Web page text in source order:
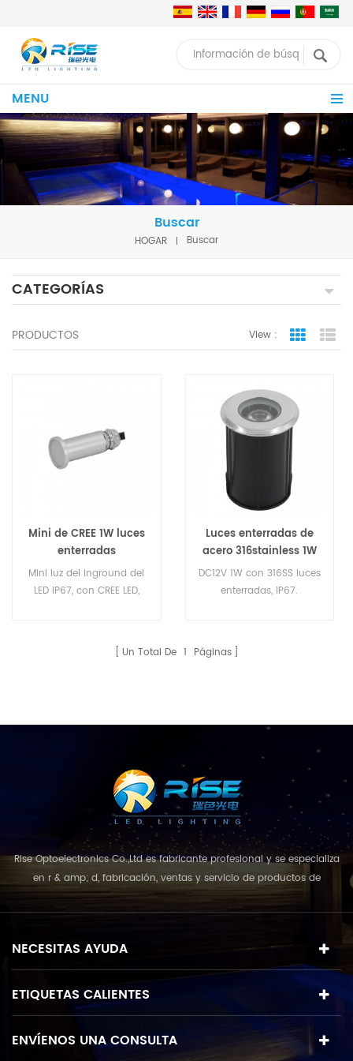
MENU
Buscar
HOGAR Buscar
CATEGORÍAS
PRODUCTOS View : Grid View
Mini de CREE 1W luces
enterradas
Mini luz del inground del
LED IP67, con CREE LED,
la pared. Alta calidad
llevó la luz del inground
Luces enterradas de
acero 316stainless 1W
DC12V 1W con 316SS luces
enterradas, IP67.
Un Total De 1 Páginas
Rise Optoelectronics Co.,Ltd es fabricante profesional y se especializa
en r & amp; d, fabricación, ventas y servicio de productos de
iluminación led, con una amplia variedad de unidades de
iluminación para uso residencial, comercial y de paisaje. con el
destacado", que combina u...
NECESITAS AYUDA
ETIQUETAS CALIENTES
ENVÍENOS UNA CONSULTA